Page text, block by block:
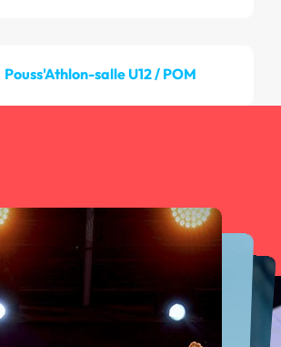
Pouss'Athlon-salle U12 / POM